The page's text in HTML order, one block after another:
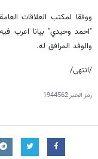
ووفقا لمكتب العلاقات
"احمد وحيدي" بيانا اعرب
والوفد المرافق له.
/انتهى/
رمز الخبر1944562